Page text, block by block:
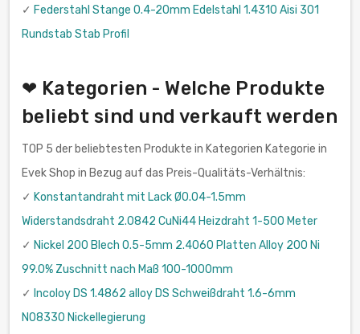
✓ Federstahl Stange 0.4-20mm Edelstahl 1.4310 Aisi 301
Rundstab Stab Profil
❤ Kategorien - Welche Produkte
beliebt sind und verkauft werden
TOP 5 der beliebtesten Produkte in Kategorien Kategorie in
Evek Shop in Bezug auf das Preis-Qualitäts-Verhältnis:
✓ Konstantandraht mit Lack Ø0.04-1.5mm
Widerstandsdraht 2.0842 CuNi44 Heizdraht 1-500 Meter
✓ Nickel 200 Blech 0.5-5mm 2.4060 Platten Alloy 200 Ni
99.0% Zuschnitt nach Maß 100-1000mm
✓ Incoloy DS 1.4862 alloy DS Schweißdraht 1.6-6mm
N08330 Nickellegierung